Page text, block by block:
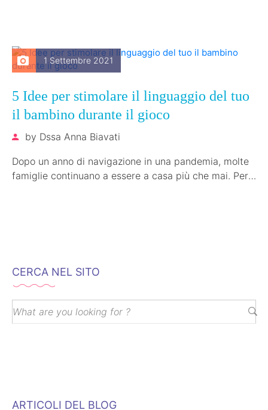
1 Settembre 2021
5 Idee per stimolare il linguaggio del tuo
il bambino durante il gioco
by Dssa Anna Biavati
Dopo un anno di navigazione in una pandemia, molte
famiglie continuano a essere a casa più che mai. Per
CERCA NEL SITO
ARTICOLI DEL BLOG